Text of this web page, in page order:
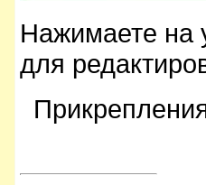
Нажимаете на
для